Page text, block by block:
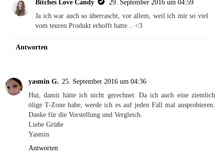
Bitches Love Candy
29. September 2016 um 04:59
Ja ich war auch so überrascht, vor allem, weil ich mir so viel
vom teuren Produkt erhofft hatte... <3
Antworten
yasmin G. 25. September 2016 um 04:36
Hui, damit hätte ich nicht gerechnet. Da ich auch eine ziemlich
ölige T-Zone habe, werde ich es auf jeden Fall mal ausprobieren.
Danke für die Vorstellung und Vergleich.
Liebe Grüße
Yasmin
Antworten